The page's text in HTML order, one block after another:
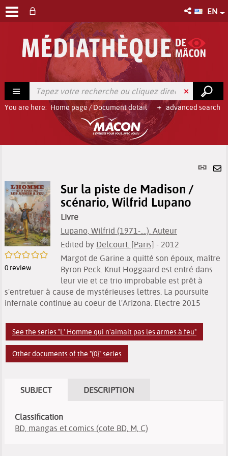
EN
advanced search
You are here: Home page/Document detail
link
/5
0 review
Sur la piste de Madison /
scénario, Wilfrid Lupano
Livre
Lupano, Wilfrid (1971-....). Auteur
Edited by Delcourt. [Paris] - 2012
Margot de Garine a quitté son époux, maître
Byron Peck. Knut Hoggaard est entré dans
leur vie et ce trio improbable est prêt à
s'entretuer à cause de mystérieuses lettres. La poursuite
infernale continue au coeur de l'Arizona. Electre 2015
See the series "L' Homme qui n'aimait pas les armes à feu"
Other documents of the "(0}" series
SUBJECT DESCRIPTION
Classification
BD, mangas et comics (cote BD, M, C)